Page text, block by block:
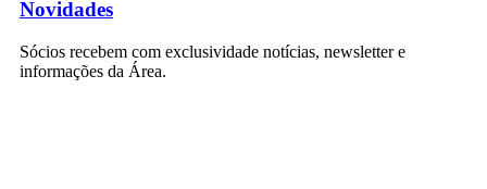
Novidades
Sócios recebem com exclusividade notícias, newsletter e
informações da Área.